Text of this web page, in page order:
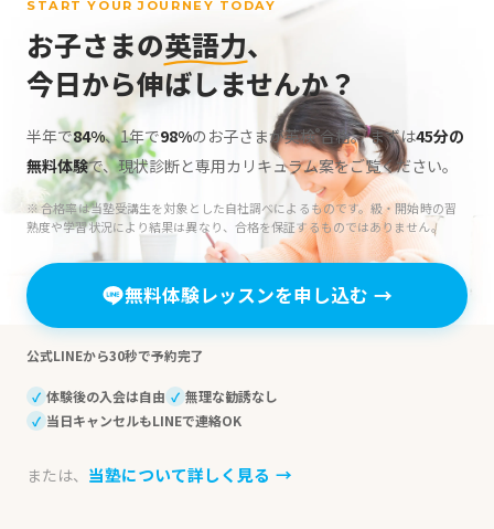
START YOUR JOURNEY TODAY
お子さまの英語力、
今日から伸ばしませんか？
半年で84%、1年で98%のお子さまが英検®合格。まずは45分の
無料体験で、現状診断と専用カリキュラム案をご覧ください。
※ 合格率は当塾受講生を対象とした自社調べによるものです。級・開始時の習
熟度や学習状況により結果は異なり、合格を保証するものではありません。
無料体験レッスンを申し込む →
公式LINEから30秒で予約完了
✓ 体験後の入会は自由 ✓ 無理な勧誘なし
✓ 当日キャンセルもLINEで連絡OK
または、 当塾について詳しく見る →